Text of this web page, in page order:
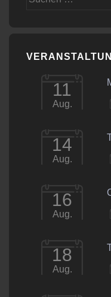
11
Aug.
14
Aug.
16
Aug.
18
Aug.